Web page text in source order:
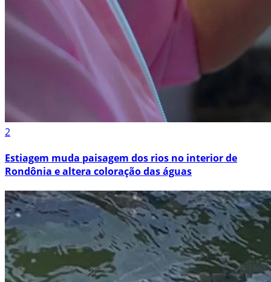
2
Estiagem muda paisagem dos rios no interior de
Rondônia e altera coloração das águas